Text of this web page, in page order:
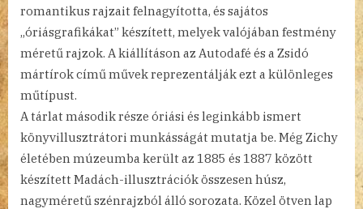
romantikus rajzait felnagyította, és sajátos
„óriásgrafikákat” készített, melyek valójában festmény
méretű rajzok. A kiállításon az Autodafé és a Zsidó
mártírok című művek reprezentálják ezt a különleges
műtípust.
A tárlat második része óriási és leginkább ismert
könyvillusztrátori munkásságát mutatja be. Még Zichy
életében múzeumba került az 1885 és 1887 között
készített Madách-illusztrációk összesen húsz,
nagyméretű szénrajzból álló sorozata. Közel ötven lap